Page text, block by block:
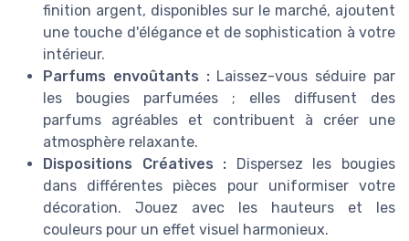
finition argent, disponibles sur le marché, ajoutent
une touche d'élégance et de sophistication à votre
intérieur.
Parfums envoûtants :Laissez-vous séduire par
les bougies parfumées ; elles diffusent des
parfums agréables et contribuent à créer une
atmosphère relaxante.
Dispositions Créatives : Dispersez les bougies
dans différentes pièces pour uniformiser votre
décoration. Jouez avec les hauteurs et les
couleurs pour un effet visuel harmonieux.